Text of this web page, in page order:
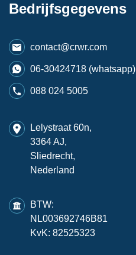
Bedrijfsgegevens
contact@crwr.com
06-30424718 (whatsapp)
088 024 5005
Lelystraat 60n,
3364 AJ,
Sliedrecht,
Nederland
BTW:
NL003692746B81
KvK: 82525323